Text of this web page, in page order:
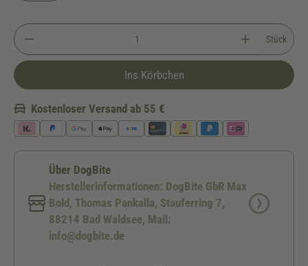
Stück
Ins Körbchen
Kostenloser Versand ab 55 €
Über DogBite
Herstellerinformationen: DogBite GbR Max
Bold, Thomas Pankalla, Stauferring 7,
88214 Bad Waldsee, Mail:
info@dogbite.de